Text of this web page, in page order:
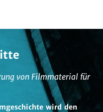
von Filmmaterial für
wird den